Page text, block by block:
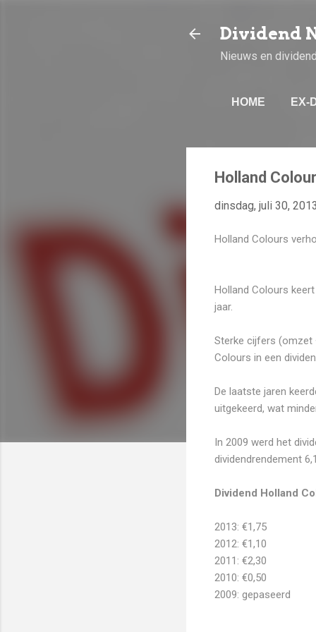
Dividend
Nieuws en
HOME EX-
Holland
dinsdag, juli 30, 2013
Holland Colours
Holland Colours
jaar.
Sterke cijfers (omzet
Colours in een
De laatste jaren
uitgekeerd, wat
In 2009 werd het
dividendrendement
Dividend Holland
2013: €1,75
2012: €1,10
2011: €2,30
2010: €0,50
2009: gepaseerd